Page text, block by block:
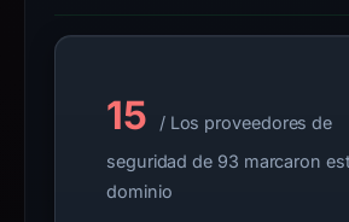
15
/ Los proveedores de
seguridad de 93 marcaron
dominio